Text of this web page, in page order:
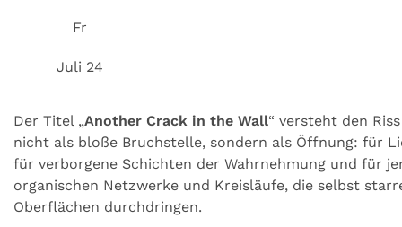
Fr
Juli 24
Der Titel „Another Crack in the Wall“ versteht den Riss
nicht als bloße Bruchstelle, sondern als Öffnung: für
für verborgene Schichten der Wahrnehmung und für
organischen Netzwerke und Kreisläufe, die selbst
Oberflächen durchdringen.